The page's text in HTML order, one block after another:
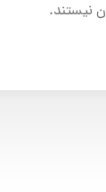
نیستند.